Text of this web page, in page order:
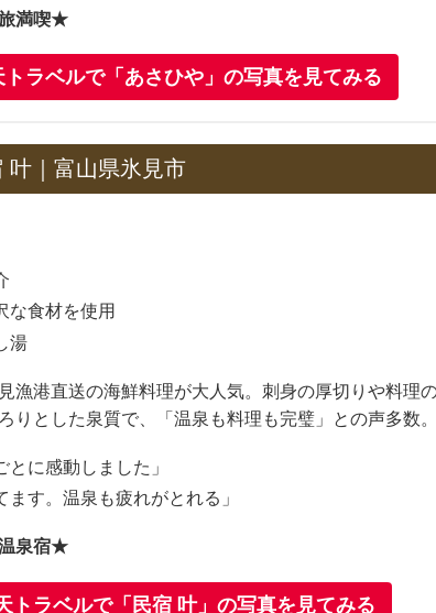
満喫★
トラベルで「あさひや」の写真を見てみる
叶｜富山県氷見市
な食材を使用
湯
漁港直送の海鮮料理が大人気。刺身の厚切りや料理
りとした泉質で、「温泉も料理も完璧」との声多数。
とに感動しました」
ます。温泉も疲れがとれる」
泉宿★
トラベルで「民宿 叶」の写真を見てみる